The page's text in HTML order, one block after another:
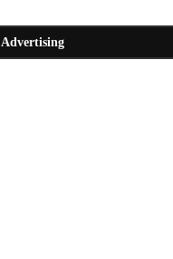
Advertising